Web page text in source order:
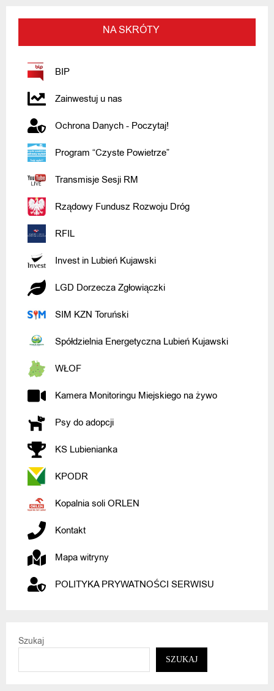
NA SKRÓTY
BIP
Zainwestuj u nas
Ochrona Danych - Poczytaj!
Program “Czyste Powietrze”
Transmisje Sesji RM
Rządowy Fundusz Rozwoju Dróg
RFIL
Invest in Lubień Kujawski
LGD Dorzecza Zgłowiączki
SIM KZN Toruński
Spółdzielnia Energetyczna Lubień Kujawski
WŁOF
Kamera Monitoringu Miejskiego na żywo
Psy do adopcji
KS Lubienianka
KPODR
Kopalnia soli ORLEN
Kontakt
Mapa witryny
POLITYKA PRYWATNOŚCI SERWISU
Szukaj
SZUKAJ